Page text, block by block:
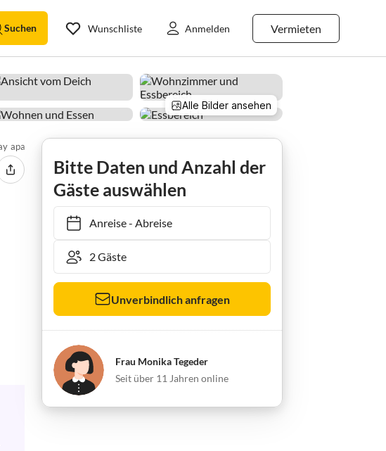
Suchen Vermieten
Wunschliste Anmelden
Alle Bilder ansehen
Bitte Daten und Anzahl der
Gäste auswählen
Anreise- Abreise
Unverbindlich anfragen
Frau Monika Tegeder
Seit über 11 Jahren online